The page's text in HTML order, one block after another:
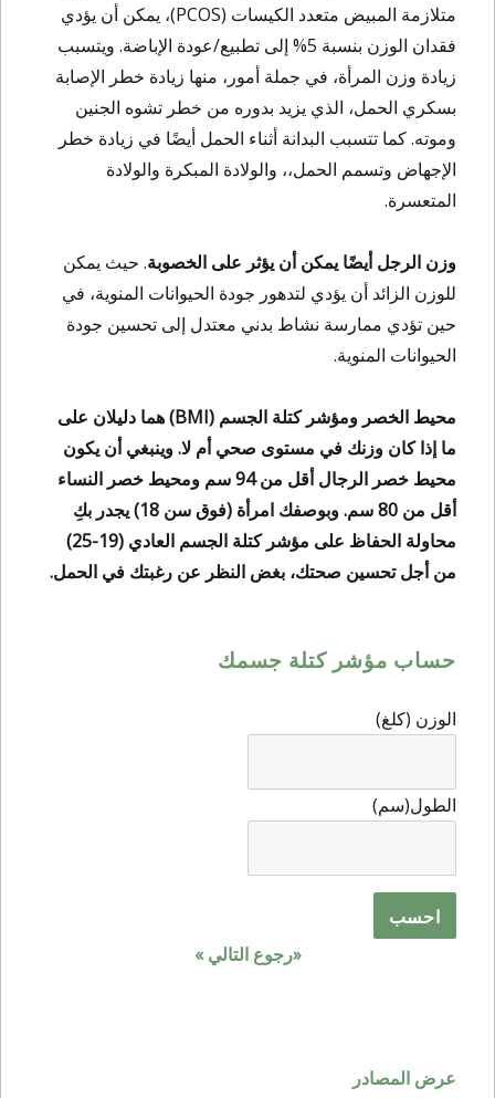
متلازمة المبيض متعدد الكيسات (PCOS)، يمكن أن يؤدي
فقدان الوزن بنسبة 5% إلى تطبيع/عودة الإباضة. ويتسبب
زيادة وزن المرأة، في جملة أمور، منها زيادة خطر الإصابة
بسكري الحمل، الذي يزيد بدوره من خطر تشوه الجنين
وموته. كما تتسبب البدانة أثناء الحمل أيضًا في زيادة خطر
الإجهاض وتسمم الحمل،، والولادة المبكرة والولادة
المتعسرة.
وزن الرجل أيضًا يمكن أن يؤثر على الخصوبة. حيث يمكن
للوزن الزائد أن يؤدي لتدهور جودة الحيوانات المنوية، في
حين تؤدي ممارسة نشاط بدني معتدل إلى تحسين جودة
الحيوانات المنوية.
محيط الخصر ومؤشر كتلة الجسم (BMI) هما دليلان على
ما إذا كان وزنك في مستوى صحي أم لا. وينبغي أن يكون
محيط خصر الرجال أقل من 94 سم ومحيط خصر النساء
أقل من 80 سم. وبوصفك امرأة (فوق سن 18) يجدر بكِ
محاولة الحفاظ على مؤشر كتلة الجسم العادي (19-25)
من أجل تحسين صحتك، بغض النظر عن رغبتك في الحمل.
حساب مؤشر كتلة جسمك
الوزن (كلغ)
الطول(سم)
«رجوع التالي »
عرض المصادر